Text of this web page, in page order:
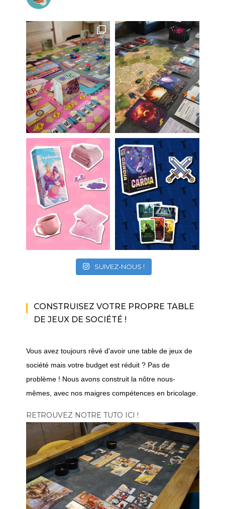
SUIVEZ-NOUS !
CONSTRUISEZ VOTRE PROPRE TABLE
DE JEUX DE SOCIÉTÉ !
Vous avez toujours rêvé d'avoir une table de jeux de
société mais votre budget est réduit ? Pas de
problème ! Nous avons construit la nôtre nous-
mêmes, avec nos maigres compétences en bricolage.
RETROUVEZ NOTRE TUTO ICI !